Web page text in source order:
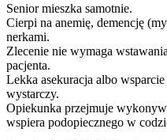
Senior mieszka samotnie.
Cierpi na anemię, demencję
nerkami.
Zlecenie nie wymaga
pacjenta.
Lekka asekuracja albo
wystarczy.
Opiekunka przejmuje
wspiera podopiecznego w